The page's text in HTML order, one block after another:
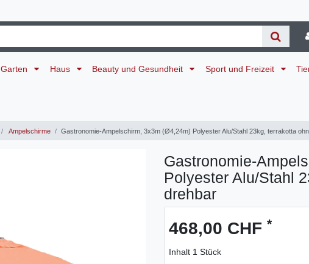
Garten Haus Beauty und Gesundheit Sport und Freizeit
Ampelschirme Gastronomie-Ampelschirm, 3x3m (Ø4,24m) Polyester Alu/Stahl 23kg, terrakotta
Gastronomie-
Polyester Alu/Stahl
drehbar
468,00 CHF *
Inhalt 1 Stück